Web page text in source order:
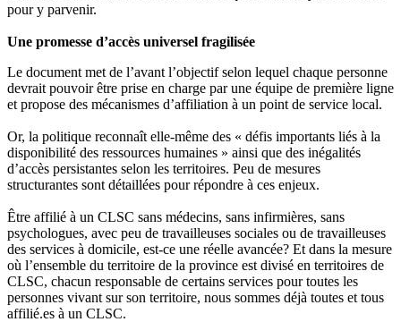
pour y parvenir.
Une promesse d’accès universel fragilisée
Le document met de l’avant l’objectif selon lequel chaque personne
devrait pouvoir être prise en charge par une équipe de première ligne
et propose des mécanismes d’affiliation à un point de service local.
Or, la politique reconnaît elle-même des « défis importants liés à la
disponibilité des ressources humaines » ainsi que des inégalités
d’accès persistantes selon les territoires. Peu de mesures
structurantes sont détaillées pour répondre à ces enjeux.
Être affilié à un CLSC sans médecins, sans infirmières, sans
psychologues, avec peu de travailleuses sociales ou de travailleuses
des services à domicile, est-ce une réelle avancée? Et dans la mesure
où l’ensemble du territoire de la province est divisé en territoires de
CLSC, chacun responsable de certains services pour toutes les
personnes vivant sur son territoire, nous sommes déjà toutes et tous
affilié.es à un CLSC.